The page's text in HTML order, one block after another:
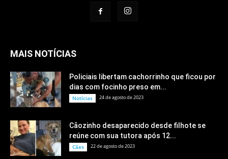
MAIS NOTÍCIAS
Policiais libertam cachorrinho que ficou por
dias com focinho preso em...
Notícias 24 de agosto de 2023
Cãozinho desaparecido desde filhote se
reúne com sua tutora após 12...
Cães 22 de agosto de 2023